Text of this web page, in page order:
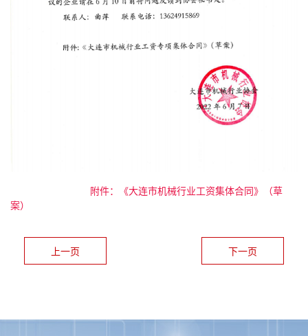
附件：《大连市机械行业工资集体合同》（草
案）
上一页 下一页